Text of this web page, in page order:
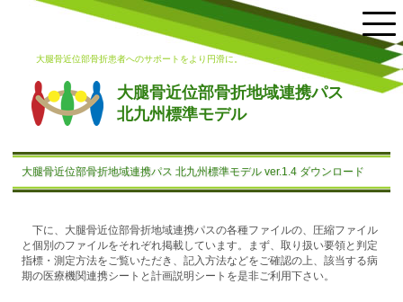
大腿骨近位部骨折患者へのサポートをより円滑に。
大腿骨近位部骨折地域連携パス
北九州標準モデル
大腿骨近位部骨折地域連携パス 北九州標準モデル ver.1.4 ダウンロード
下に、大腿骨近位部骨折地域連携パスの各種ファイルの、圧縮ファイル
と個別のファイルをそれぞれ掲載しています。まず、取り扱い要領と判定
指標・測定方法をご覧いただき、記入方法などをご確認の上、該当する病
期の医療機関連携シートと計画説明シートを是非ご利用下さい。